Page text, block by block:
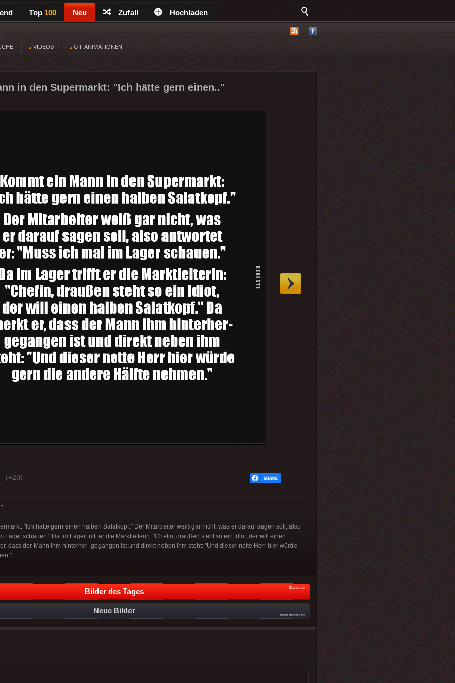
Top 100 Neu Zufall Hochladen
VIDEOS GIF ANIMATIONEN
in den Supermarkt: "Ich hätte gern einen.."
(+20)
"Ich hätte gern einen halben Salatkopf." Der Mitarbeiter weiß gar nicht, was er darauf sagen soll, also
Lager schauen." Da im Lager trifft er die Marktleiterin: "Chefin, draußen steht so ein Idiot, der will einen
dass der Mann ihm hinterher- gegangen ist und direkt neben ihm steht: "Und dieser nette Herr hier würde
Bilder des Tages Startseite
Neue Bilder
nicht moderiert